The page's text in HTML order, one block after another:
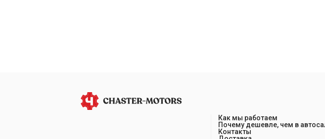
Как мы работаем
Почему дешевле, чем в
Контакты